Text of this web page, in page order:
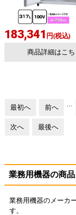
183,341 円(税込)
商品詳細はこち
最初へ 前へ
次へ 最後へ
業務用機器の商
業務用機器のメーカ
す。